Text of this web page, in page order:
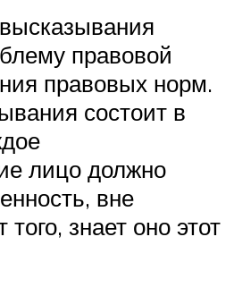
правовой
правовых норм.
состоит в
лицо должно
вне
знает оно этот